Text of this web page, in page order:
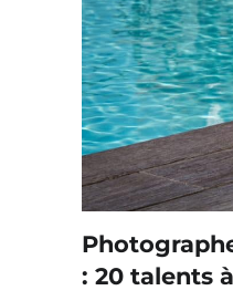
: 20 talents